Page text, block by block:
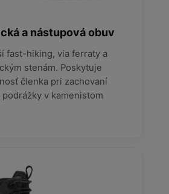
a nástupová obuv
fast-hiking, via ferraty a
stenám. Poskytuje
členka pri zachovaní
v kamenistom